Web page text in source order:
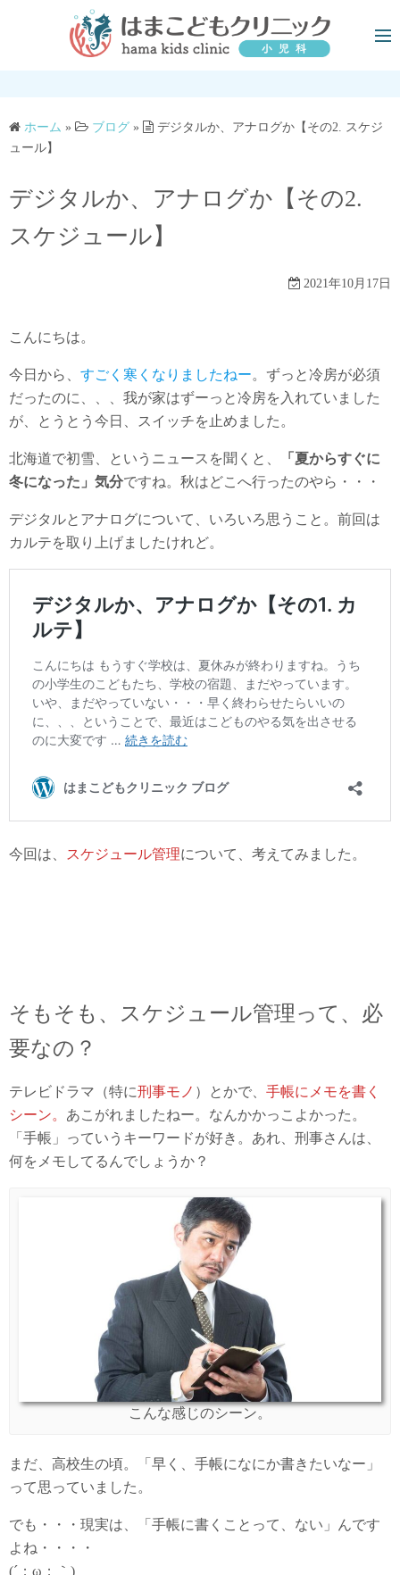
へ
ス
ッ
ホーム » ブログ »
デジタルか、アナログか【その2. スケジ
ュール】
デジタルか、アナログか【その2.
スケジュール】
2021年10月17日
こんにちは。
今日から、 すごく寒くなりましたねー。ずっと冷房が必須
だったのに、、、我が家はずーっと冷房を入れていました
が、とうとう今日、スイッチを止めました。
北海道で初雪、というニュースを聞くと、
「夏からすぐに
冬になった」気分ですね。秋はどこへ行ったのやら・・・
デジタルとアナログについて、いろいろ思うこと。前回は
カルテを取り上げましたけれど。
今回は、 スケジュール管理について、考えてみました。
そもそも、スケジュール管理って、必
要なの？
テレビドラマ（特に刑事モノ ）とかで、 手帳にメモを書く
シーン。 あこがれましたねー。なんかかっこよかった。
「手帳」っていうキーワードが好き。あれ、刑事さんは、
何をメモしてるんでしょうか？
こんな感じのシーン。
まだ、高校生の頃。「早く、手帳になにか書きたいなー」
って思っていました。
でも・・・現実は、「手帳に書くことって、ない」んです
よね・・・・
(´；ω；｀)